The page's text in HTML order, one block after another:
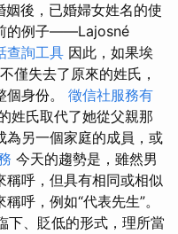
後，已婚婦女姓名的使
的例子——Lajosné
查詢工具 因此，如果埃
僅失去了原來的姓氏，
身份。 徵信社服務有
姓氏取代了她從父親那
為另一個家庭的成員，或
今天的趨勢是，雖然男
稱呼，但具有相同或相似
呼，例如“代表先生”。
下、貶低的形式，理所當